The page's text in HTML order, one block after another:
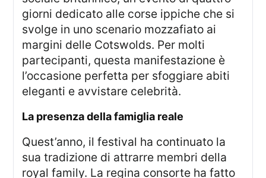
giorni dedicato alle corse ippiche che si
svolge in uno scenario mozzafiato ai
margini delle Cotswolds. Per molti
partecipanti, questa manifestazione è
l’occasione perfetta per sfoggiare abiti
eleganti e avvistare celebrità.
la presenza della famiglia reale
Quest’anno, il festival ha continuato la
sua tradizione di attrarre membri della
royal family. La regina consorte ha fatto